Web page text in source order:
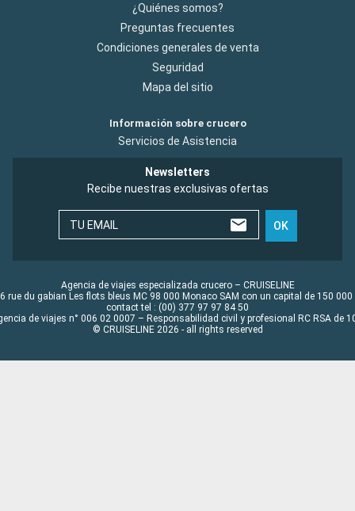
¿Quiénes somos?
Preguntas frecuentes
Condiciones generales de venta
Seguridad
Mapa del sitio
Información sobre crucero
Servicios de Asistencia
Newsletters
Recibe nuestras exclusivas ofertas
TU EMAIL OK
Agencia de viajes especializada crucero – CRUISELINE
rue du gabian Les flots bleus MC 98 000 Monaco SAM con un capital de 150 000
contact tel : (00) 377 97 97 84 50
de viajes n° 006 02 0007 – Responsabilidad civil y profesional RC RSA de
© CRUISELINE 2026 - all rights reserved